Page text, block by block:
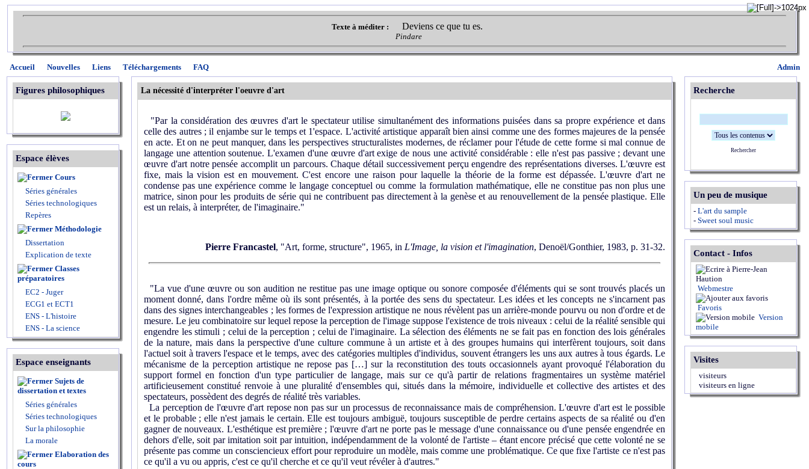
Texte à méditer : Deviens ce que tu es.
Pindare
Admin
Accueil Nouvelles Liens Téléchargements FAQ
Figures philosophiques
Espace élèves
Cours
Séries générales
Séries technologiques
Repères
Méthodologie
Dissertation
Explication de texte
Classes
préparatoires
EC2 - Juger
ECG1 et ECT1
ENS - L'histoire
ENS - La science
Espace enseignants
Sujets de
dissertation et textes
Séries générales
Séries technologiques
Sur la philosophie
La morale
Elaboration des
cours
La nécessité d'interpréter l'oeuvre d'art
"Par la considération des œuvres d'art le spectateur utilise simultanément des informations puisées dans sa propre expérience et dans
celle des autres ; il enjambe sur le temps et 1'espace. L'activité artistique apparaît bien ainsi comme une des formes majeures de la pensée
en acte. Et on ne peut manquer, dans les perspectives structuralistes modernes, de réclamer pour l'étude de cette forme si mal connue de
langage une attention soutenue. L'examen d'une œuvre d'art exige de nous une activité considérable : elle n'est pas passive ; devant une
œuvre d'art notre pensée accomplit un parcours. Chaque détail successivement perçu engendre des représentations diverses. L'œuvre est
fixe, mais la vision est en mouvement. C'est encore une raison pour laquelle la théorie de la forme est dépassée. L'œuvre d'art ne
condense pas une expérience comme le langage conceptuel ou comme la formulation mathématique, elle ne constitue pas non plus une
matrice, sinon pour les produits de série qui ne contribuent pas directement à la genèse et au renouvellement de la pensée plastique. Elle
est un relais, à interpréter, de l'imaginaire."
Pierre Francastel, "Art, forme, structure", 1965, in L'Image, la vision et l'imagination, Denoël/Gonthier, 1983, p. 31-32.
"La vue d'une œuvre ou son audition ne restitue pas une image optique ou sonore composée d'éléments qui se sont trouvés placés un
moment donné, dans l'ordre même où ils sont présentés, à la portée des sens du spectateur. Les idées et les concepts ne s'incarnent pas
dans des signes interchangeables ; les formes de l'expression artistique ne nous révèlent pas un arrière-monde pourvu ou non d'ordre et de
mesure. Le jeu combinatoire sur lequel repose la perception de l'image suppose l'existence de trois niveaux : celui de la réalité sensible qui
engendre les stimuli ; celui de la perception ; celui de l'imaginaire. La sélection des éléments ne se fait pas en fonction des lois générales
de la nature, mais dans la perspective d'une culture commune à un artiste et à des groupes humains qui interfèrent toujours, soit dans
l'actuel soit à travers l'espace et le temps, avec des catégories multiples d'individus, souvent étrangers les uns aux autres à tous égards. Le
mécanisme de la perception artistique ne repose pas […] sur la reconstitution des touts occasionnels ayant provoqué l'élaboration du
support formel en fonction d'un type particulier de langage, mais sur ce qu'à partir de relations fragmentaires un système matériel
artificieusement constitué renvoie à une pluralité d'ensembles qui, situés dans la mémoire, individuelle et collective des artistes et des
spectateurs, possèdent des degrés de réalité très variables.
La perception de l'œuvre d'art repose non pas sur un processus de reconnaissance mais de compréhension. L'œuvre d'art est le possible
et le probable ; elle n'est jamais le certain. Elle est toujours ambiguë, toujours susceptible de perdre certains aspects de sa réalité ou d'en
gagner de nouveaux. L'esthétique est première ; l'œuvre d'art ne porte pas le message d'une connaissance ou d'une pensée engendrée en
dehors d'elle, soit par imitation soit par intuition, indépendamment de la volonté de l'artiste – étant encore précisé que cette volonté ne se
présente pas comme un consciencieux effort pour reproduire un modèle, mais comme une problématique. Ce que fixe l'artiste ce n'est pas
ce qu'il a vu ou appris, c'est ce qu'il cherche et ce qu'il veut révéler à d'autres."
Recherche
Rechercher
Un peu de musique
- L'art du sample
- Sweet soul music
Contact - Infos
Webmestre
Favoris
Version
mobile
Visites
visiteurs
visiteurs en ligne